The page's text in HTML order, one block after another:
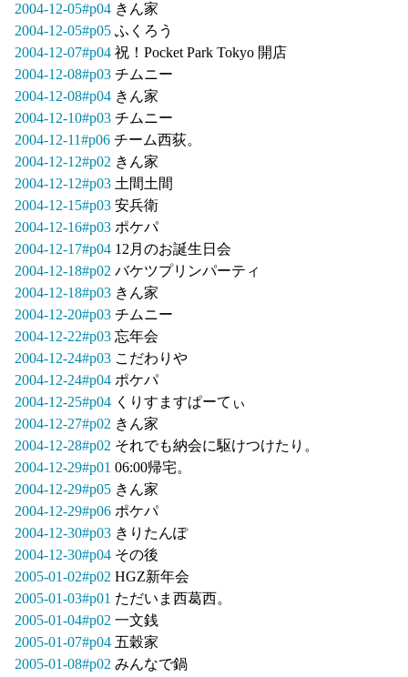
2004-12-05#p04 きん家
2004-12-05#p05 ふくろう
2004-12-07#p04 祝！Pocket Park Tokyo 開店
2004-12-08#p03 チムニー
2004-12-08#p04 きん家
2004-12-10#p03 チムニー
2004-12-11#p06 チーム西荻。
2004-12-12#p02 きん家
2004-12-12#p03 土間土間
2004-12-15#p03 安兵衛
2004-12-16#p03 ポケパ
2004-12-17#p04 12月のお誕生日会
2004-12-18#p02 バケツプリンパーティ
2004-12-18#p03 きん家
2004-12-20#p03 チムニー
2004-12-22#p03 忘年会
2004-12-24#p03 こだわりや
2004-12-24#p04 ポケパ
2004-12-25#p04 くりすますぱーてぃ
2004-12-27#p02 きん家
2004-12-28#p02 それでも納会に駆けつけたり。
2004-12-29#p01 06:00帰宅。
2004-12-29#p05 きん家
2004-12-29#p06 ポケパ
2004-12-30#p03 きりたんぽ
2004-12-30#p04 その後
2005-01-02#p02 HGZ新年会
2005-01-03#p01 ただいま西葛西。
2005-01-04#p02 一文銭
2005-01-07#p04 五穀家
2005-01-08#p02 みんなで鍋